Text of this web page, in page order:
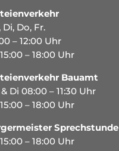
Di, Do, Fr.
– 12:00 Uhr
– 18:00 Uhr
Bauamt
Di 08:00 – 11:30 Uhr
– 18:00 Uhr
Sprechstunde
– 18:00 Uhr